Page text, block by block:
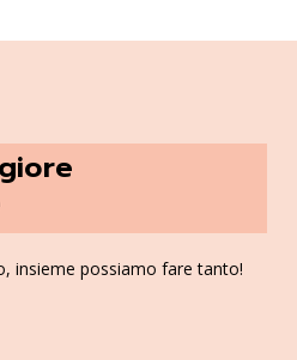
insieme possiamo fare tanto!